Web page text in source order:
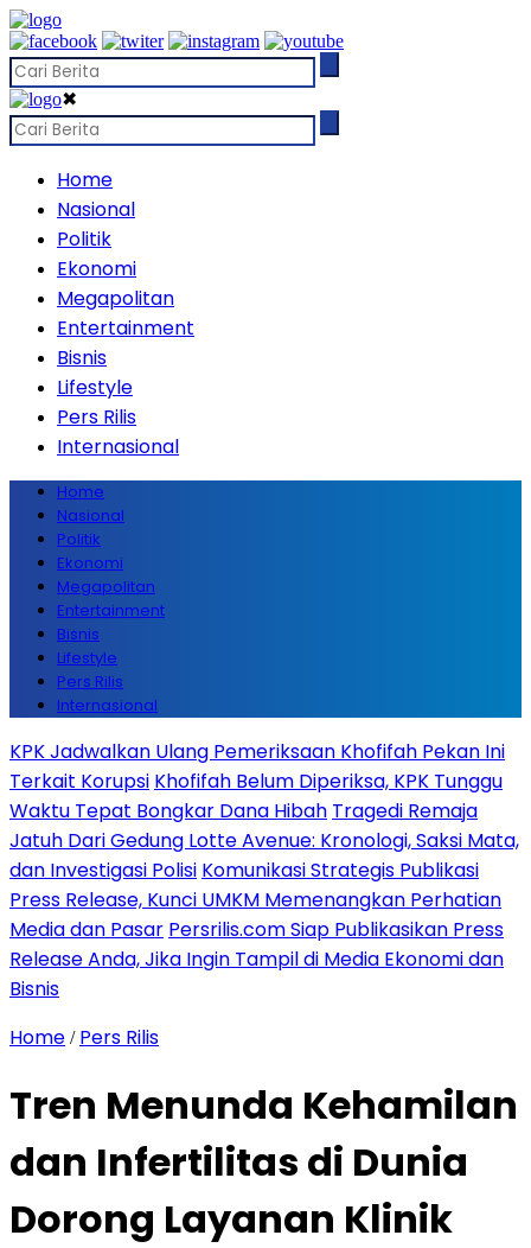
✖
Home
Nasional
Politik
Ekonomi
Megapolitan
Entertainment
Bisnis
Lifestyle
Pers Rilis
Internasional
Home
Nasional
Politik
Ekonomi
Megapolitan
Entertainment
Bisnis
Lifestyle
Pers Rilis
Internasional
KPK Jadwalkan Ulang Pemeriksaan Khofifah Pekan Ini
Terkait Korupsi Khofifah Belum Diperiksa, KPK Tunggu
Waktu Tepat Bongkar Dana Hibah Tragedi Remaja
Jatuh Dari Gedung Lotte Avenue: Kronologi, Saksi Mata,
dan Investigasi Polisi Komunikasi Strategis Publikasi
Press Release, Kunci UMKM Memenangkan Perhatian
Media dan Pasar Persrilis.com Siap Publikasikan Press
Release Anda, Jika Ingin Tampil di Media Ekonomi dan
Bisnis
Home / Pers Rilis
Tren Menunda Kehamilan
dan Infertilitas di Dunia
Dorong Layanan Klinik